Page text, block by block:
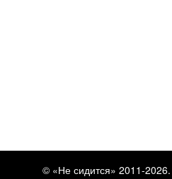
© «Не сидится» 2011-